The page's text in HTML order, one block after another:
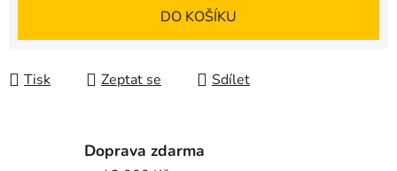
DO KOŠÍKU
Tisk Zeptat se Sdílet
Doprava zdarma